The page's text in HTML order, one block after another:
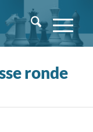
ronde